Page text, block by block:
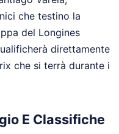
che testino la
del Longines
direttamente
che si terrà durante i
E Classifiche